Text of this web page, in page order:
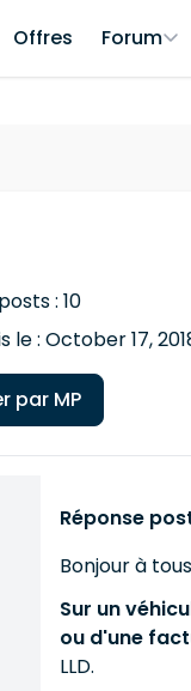
Offres Forum
: 10
le : October 17,
par MP
Réponse
Bonjour à
Sur un
ou d'une
LLD.